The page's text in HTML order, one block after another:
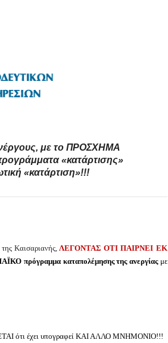
με το ΠΡΟΣΧΗΜΑ
«κατάρτισης»
«κατάρτιση»!!!
Καισαριανής, ΛΕΓΟΝΤΑΣ ΟΤΙ ΠΑΙΡΝΕΙ ΕΚ
πρόγραμμα καταπολέμησης της ανεργίαςμε
ότι έχει υπογραφεί ΚΑΙ ΑΛΛΟ ΜΝΗΜΟΝΙΟ!!!